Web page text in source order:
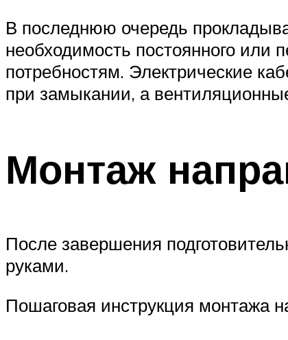
В последнюю очередь
необходимость постоянного или
потребностям. Электрические
при замыкании, а
Монтаж
После завершения
руками.
Пошаговая инструкция монтажа